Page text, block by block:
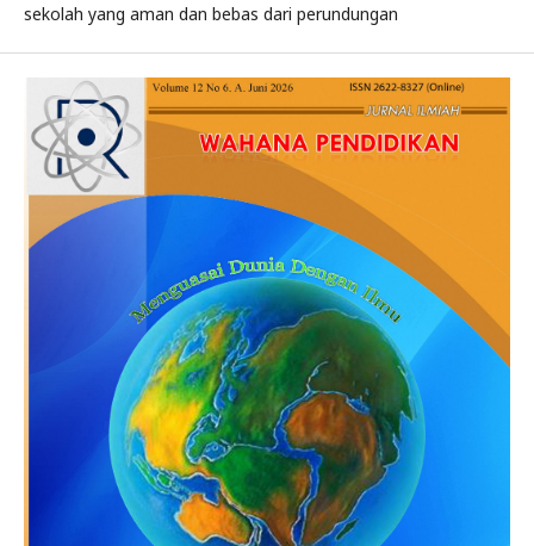
sekolah yang aman dan bebas dari perundungan